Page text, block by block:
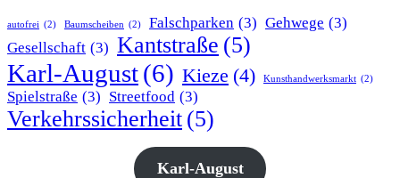
autofrei (2) Baumscheiben (2) Falschparken (3) Gehwege (3)
Gesellschaft (3) Kantstraße (5)
Karl-August(6) Kieze (4) Kunsthandwerksmarkt (2)
Spielstraße (3) Streetfood (3)
Verkehrssicherheit (5)
Karl-August